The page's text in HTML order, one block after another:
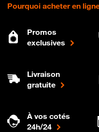
Pourquoi acheter en
Promos
exclusives
Livraison
gratuite
À vos cotés
24h/24